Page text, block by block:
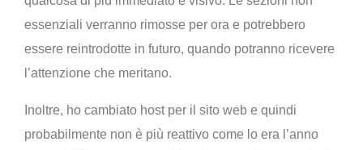
essenziali verranno rimosse per ora e potrebbero
essere reintrodotte in futuro, quando potranno ricevere
l’attenzione che meritano.
Inoltre, ho cambiato host per il sito web e quindi
probabilmente non è più reattivo come lo era l’anno